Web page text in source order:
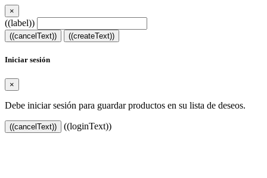
×
((label))
((cancelText)) ((createText))
Iniciar sesión
×
Debe iniciar sesión para guardar productos en su lista de deseos.
((cancelText)) ((loginText))